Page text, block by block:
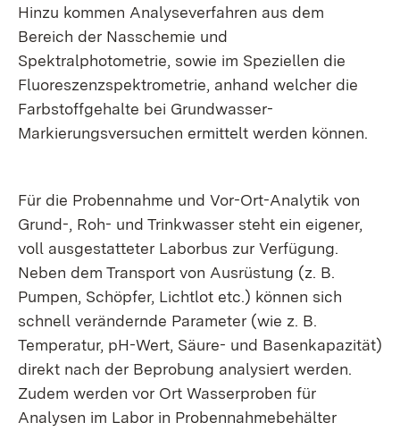
Hinzu kommen Analyseverfahren aus dem
Bereich der Nasschemie und
Spektralphotometrie, sowie im Speziellen die
Fluoreszenzspektrometrie, anhand welcher die
Farbstoffgehalte bei Grundwasser-
Markierungsversuchen ermittelt werden können.
Für die Probennahme und Vor-Ort-Analytik von
Grund-, Roh- und Trinkwasser steht ein eigener,
voll ausgestatteter Labor­bus zur Verfügung.
Neben dem Transport von Ausrüstung (z. B.
Pumpen, Schöpfer, Lichtlot etc.) können sich
schnell verändernde Parameter (wie z. B.
Temperatur, pH-Wert, Säure- und Basen­kapazität)
direkt nach der Beprobung analysiert werden.
Zudem werden vor Ort Wasser­proben für
Analysen im Labor in Proben­nahme­behälter